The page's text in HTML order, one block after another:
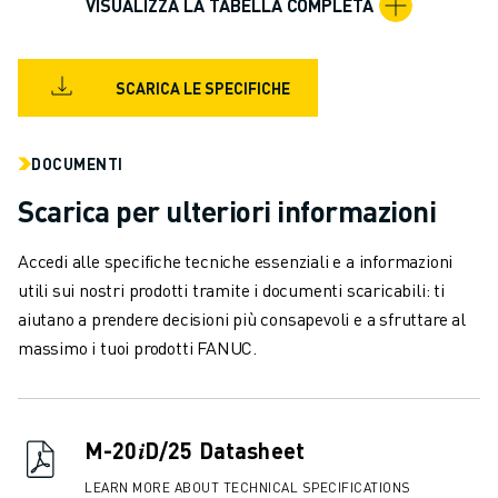
VERNICIATURA
SALDATURA A PUNTI
ISPEZIONE VISIVA
CASI DI SUCCESSO
ASSISTENZA CLIENTI
ASSISTENZA SUL CAMPO E MANUTENZIONE
ASSISTENZA TECNICA REMOTA
CENTRO DOWNLOAD " MYFANUC
TRAINING & EDUCATION
SCARICA LE SPECIFICHE
DOCUMENTI
Scarica per ulteriori informazioni
Accedi alle specifiche tecniche essenziali e a informazioni
utili sui nostri prodotti tramite i documenti scaricabili: ti
aiutano a prendere decisioni più consapevoli e a sfruttare al
massimo i tuoi prodotti FANUC.
M-20𝑖D/25 Datasheet
LEARN MORE ABOUT TECHNICAL SPECIFICATIONS